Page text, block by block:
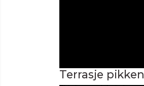
Terrasje pikken